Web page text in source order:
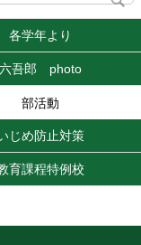
各学年より
六吾郎 photo
部活動
じめ防止対策
育課程特例校